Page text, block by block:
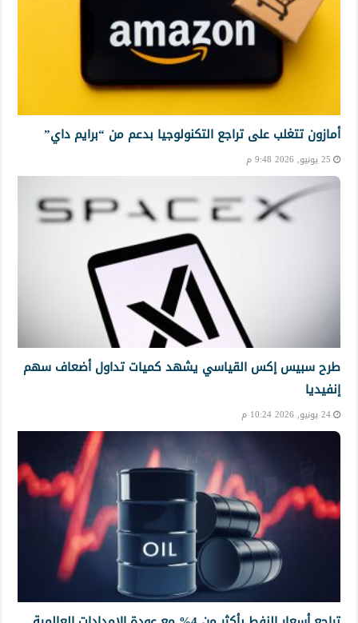
أمازون تتغلب على تراجع التكنولوجيا بدعم من “برايم داي”
25 يونيو, 2026 9:48 م
طرح سبيس إكس القياسي يشهد كميات تداول أضعاف سهم
إنفيديا
24 يونيو, 2026 10:24 م